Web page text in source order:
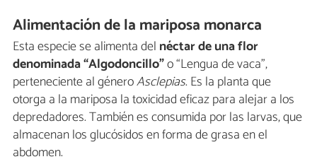
Alimentación de la mariposa monarca
Esta especie se alimenta del néctar de una flor
denominada “Algodoncillo”o “Lengua de vaca”,
perteneciente al géneroAsclepias. Es la planta que
otorga a la mariposa la toxicidad eficaz para alejar a los
depredadores. También es consumida por las larvas, que
almacenan los glucósidos en forma de grasa en el
abdomen.